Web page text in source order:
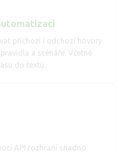
příchozí i odchozí hovory
a scénáře. Včetně
do textu.
API rozhraní snadno